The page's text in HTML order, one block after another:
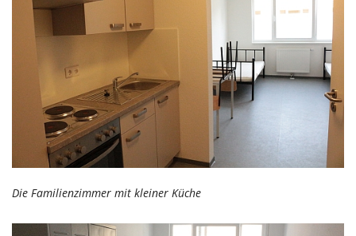
Die Familienzimmer mit kleiner Küche